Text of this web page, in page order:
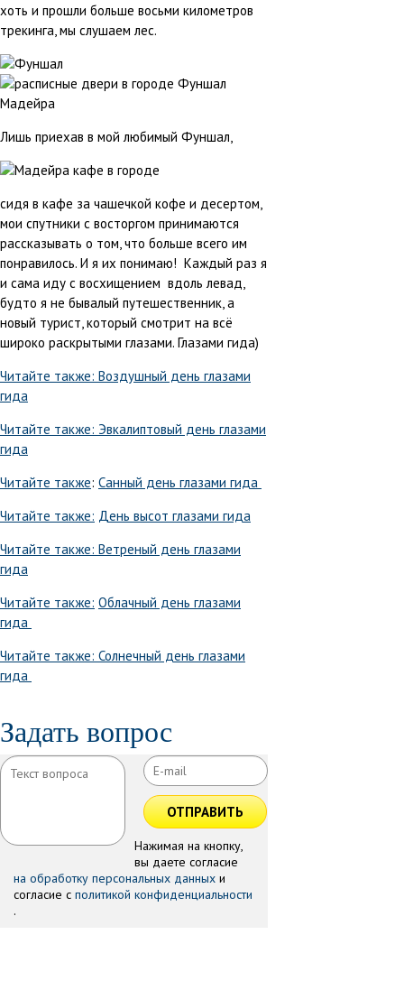
хоть и прошли больше восьми километров
трекинга, мы слушаем лес.
Лишь приехав в мой любимый Фуншал,
сидя в кафе за чашечкой кофе и десертом,
мои спутники с восторгом принимаются
рассказывать о том, что больше всего им
понравилось. И я их понимаю! Каждый раз я
и сама иду с восхищением вдоль левад,
будто я не бывалый путешественник, а
новый турист, который смотрит на всё
широко раскрытыми глазами. Глазами гида)
Читайте также: Воздушный день глазами
гида
Читайте также: Эвкалиптовый день глазами
гида
Читайте также: Санный день глазами гида
Читайте также: День высот глазами гида
Читайте также: Ветреный день глазами
гида
Читайте также: Облачный день глазами
гида
Читайте также: Солнечный день глазами
гида
Задать вопрос
ОТПРАВИТЬ
Нажимая на кнопку,
вы даете согласие
на обработку персональных данных и
согласие с политикой конфиденциальности
.